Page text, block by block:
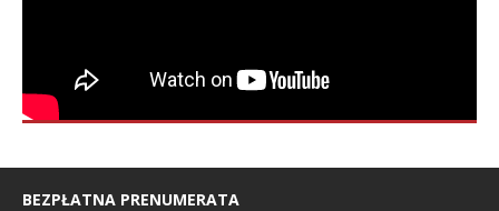
BEZPŁATNA PRENUMERATA